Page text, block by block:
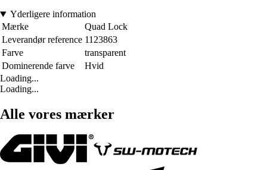
Yderligere information
Mærke
Quad Lock
Leverandør reference 1123863
Farve
transparent
Dominerende farve
Hvid
Loading...
Loading...
Alle vores mærker